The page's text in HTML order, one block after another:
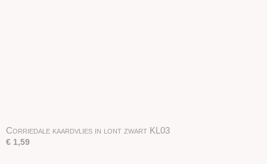
Corriedale kaardvlies in lont zwart KL03
€ 1,59